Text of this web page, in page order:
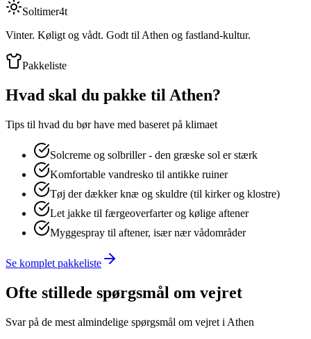
Soltimer4t
Vinter. Køligt og vådt. Godt til Athen og fastland-kultur.
Pakkeliste
Hvad skal du pakke tilAthen?
Tips til hvad du bør have med baseret på klimaet
Solcreme og solbriller - den græske sol er stærk
Komfortable vandresko til antikke ruiner
Tøj der dækker knæ og skuldre (til kirker og klostre)
Let jakke til færgeoverfarter og kølige aftener
Myggespray til aftener, især nær vådområder
Se komplet pakkeliste
Ofte stillede spørgsmål om vejret
Svar på de mest almindelige spørgsmål om vejret i Athen